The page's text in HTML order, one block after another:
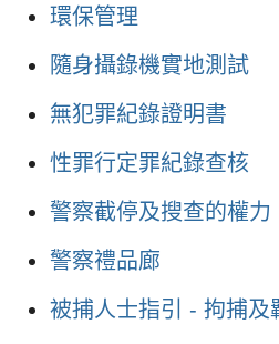
環保管理
隨身攝錄機實地測試
無犯罪紀錄證明書
性罪行定罪紀錄查核
警察截停及搜查的權力
警察禮品廊
被捕人士指引 - 拘捕及